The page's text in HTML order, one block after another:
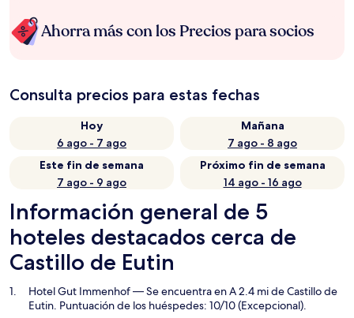
Ahorra más con los Precios para socios
Consulta precios para estas fechas
Hoy
6 ago - 7 ago
Mañana
7 ago - 8 ago
Este fin de semana
7 ago - 9 ago
Próximo fin de semana
14 ago - 16 ago
Información general de 5
hoteles destacados cerca de
Castillo de Eutin
Hotel Gut Immenhof— Se encuentra en A 2.4 mi de Castillo de
Eutin. Puntuación de los huéspedes: 10/10 (Excepcional).